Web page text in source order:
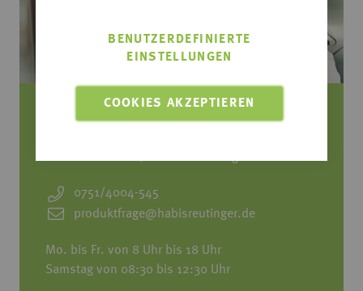
COOKIES AKZEPTIEREN
BENUTZERDEFINIERTE
EINSTELLUNGEN
Sie haben Fragen zum Produkt?
0751/4004-545
produktfrage@habisreutinger.de
Mo. bis Fr. von 8 Uhr bis 18 Uhr
Samstag von 08:30 bis 12:30 Uhr